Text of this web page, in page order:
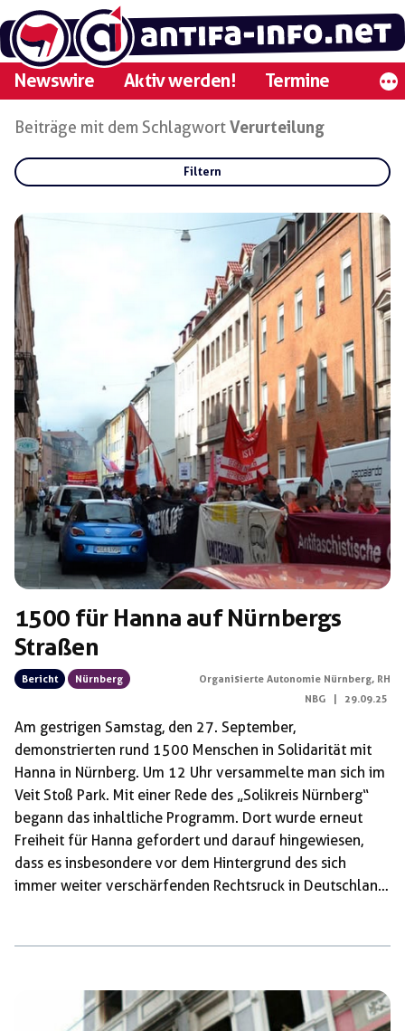
Zum
Inhalt
springen
Newswire Aktiv werden! Termine
Beiträge mit dem SchlagwortVerurteilung
Filtern
Regionen:
Schlagwörter:
Verurteilung
1500 für Hanna auf Nürnbergs
Straßen
Bericht Nürnberg Organisierte Autonomie Nürnberg, RH
NBG
29.09.25
Am gestrigen Samstag, den 27. September,
demonstrierten rund 1500 Menschen in Solidarität mit
Hanna in Nürnberg. Um 12 Uhr versammelte man sich im
Veit Stoß Park. Mit einer Rede des „Solikreis Nürnberg“
begann das inhaltliche Programm. Dort wurde erneut
Freiheit für Hanna gefordert und darauf hingewiesen,
dass es insbesondere vor dem Hintergrund des sich
immer weiter verschärfenden Rechtsruck in Deutschland
wiederholten, dass sie – jetzt erst recht – fest an der
Seite ihrer Kinder sowie aller kriminalisierten Antifas